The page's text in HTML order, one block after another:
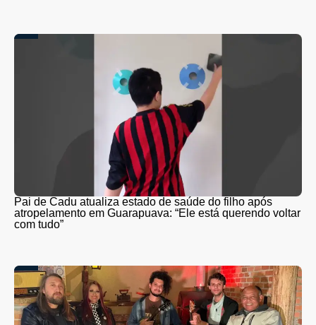
Pai de Cadu atualiza estado de saúde do filho após
atropelamento em Guarapuava: “Ele está querendo voltar
com tudo”